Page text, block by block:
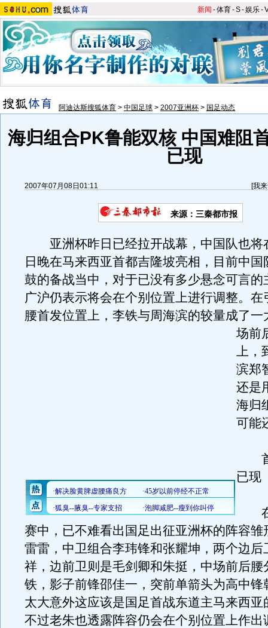
新闻 -体育-S-娱乐-
阿迪达斯搜狐体育 > 中国足球 > 2007亚洲杯 > 国足动态
海归组合PK鲁能双核 中国难阻
已现
2007年07月08日01:11 [我
来源：三秦都市报
亚洲杯昨日已经拉开战幕，中国队也将
日晚在马来西亚首都吉隆坡亮相，目前中国
鼓的备战当中，对于已没有多少悬念可言的
广沪仍表示将会在个别位置上进行调整。在
腰首发位置上，李铁与周海滨的较量成了一
场前
上，
滨郑
还是
海归
可能
首
已现
在
赛中，已不难看出国足出征亚洲杯的阵容雏
雷雷，中卫组合李玮锋和张耀坤，两个边后
祥，边前卫则是毛剑卿和朱挺，中场前后腰
铁，影子前锋邵佳一，突前单箭头为高中锋
太大意外这应该是国足首战东道主马来西亚
不过老朱也透露阵容仍会在个别位置上作出